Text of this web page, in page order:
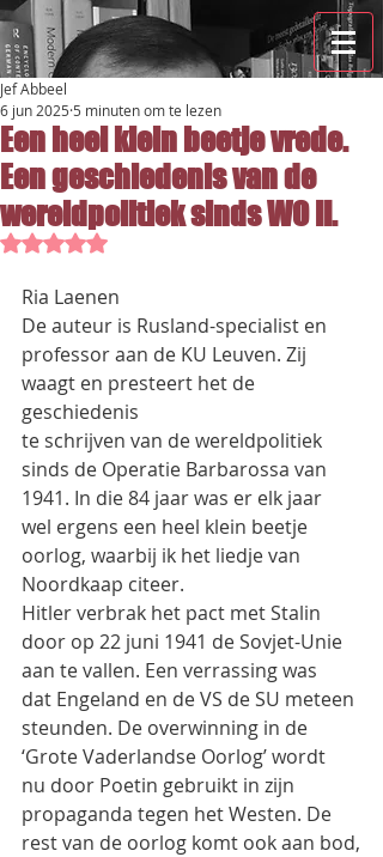
Een heel klein beetje vrede.
Een geschiedenis van de
wereldpolitiek sinds WO II.
Jef Abbeel
6 jun 2025 5 minuten om te lezen
Beoordeeld met NaN uit 5 sterren.
Ria Laenen
De auteur is Rusland-specialist en
professor aan de KU Leuven. Zij
waagt en presteert het de
geschiedenis
te schrijven van de wereldpolitiek
sinds de Operatie Barbarossa van
1941. In die 84 jaar was er elk jaar
wel ergens een heel klein beetje
oorlog, waarbij ik het liedje van
Noordkaap citeer.
Hitler verbrak het pact met Stalin
door op 22 juni 1941 de Sovjet-Unie
aan te vallen. Een verrassing was
dat Engeland en de VS de SU meteen
steunden. De overwinning in de
‘Grote Vaderlandse Oorlog’ wordt
nu door Poetin gebruikt in zijn
propaganda tegen het Westen. De
rest van de oorlog komt ook aan bod,